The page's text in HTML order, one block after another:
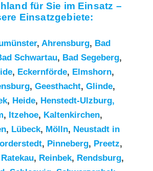
für Sie im Einsatz –
Einsatzgebiete:
, Ahrensburg, Bad
Schwartau, Bad Segeberg,
, Eckernförde, Elmshorn,
, Geesthacht, Glinde,
, Heide, Henstedt-Ulzburg,
, Itzehoe, Kaltenkirchen,
, Lübeck, Mölln, Neustadt in
, Pinneberg, Preetz,
Ratekau, Reinbek, Rendsburg,